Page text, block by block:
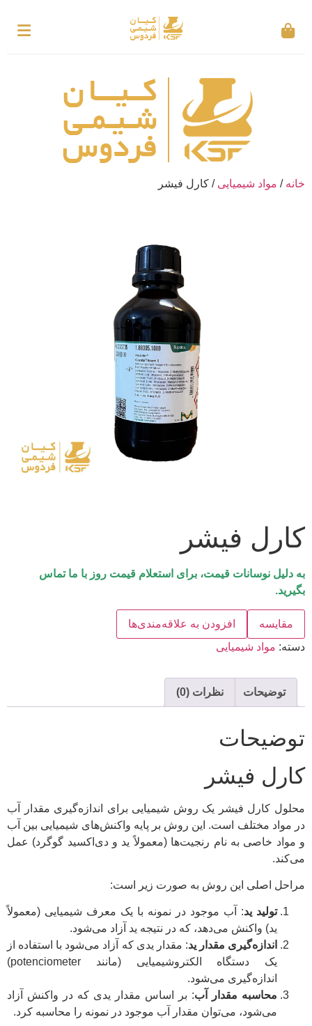
خانه / مواد شیمیایی / کارل فیشر
کارل فیشر
به دلیل نوسانات قیمت، برای استعلام قیمت روز با ما تماس
بگیرید.
مقایسه
افزودن به علاقه‌مندی‌ها
دسته: مواد شیمیایی
توضیحات نظرات (0)
توضیحات
کارل فیشر
محلول کارل فیشر یک روش شیمیایی برای اندازه‌گیری مقدار آب
در مواد مختلف است. این روش بر پایه واکنش‌های شیمیایی بین آب
و مواد خاصی به نام رنجیت‌ها (معمولاً ید و دی‌اکسید گوگرد) عمل
می‌کند.
مراحل اصلی این روش به صورت زیر است:
تولید ید: آب موجود در نمونه با یک معرف شیمیایی (معمولاً
ید) واکنش می‌دهد، که در نتیجه ید آزاد می‌شود.
اندازه‌گیری مقدار ید: مقدار یدی که آزاد می‌شود با استفاده از
یک دستگاه الکتروشیمیایی (مانند potenciometer)
اندازه‌گیری می‌شود.
محاسبه مقدار آب: بر اساس مقدار یدی که در واکنش آزاد
می‌شود، می‌توان مقدار آب موجود در نمونه را محاسبه کرد.